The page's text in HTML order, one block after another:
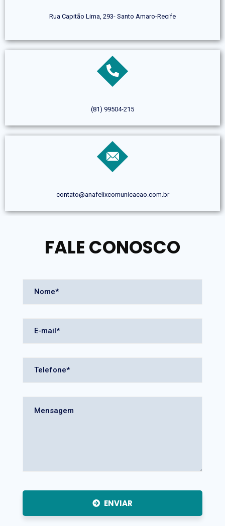
Rua Capitão Lima, 293- Santo Amaro-Recife
(81) 99504-215
contato@anafelixcomunicacao.com.br
FALE CONOSCO
ENVIAR